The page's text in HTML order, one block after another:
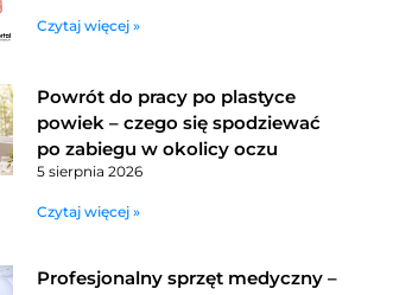
Czytaj więcej »
Powrót do pracy po plastyce
powiek – czego się spodziewać
po zabiegu w okolicy oczu
5 sierpnia 2026
Czytaj więcej »
Profesjonalny sprzęt medyczny –